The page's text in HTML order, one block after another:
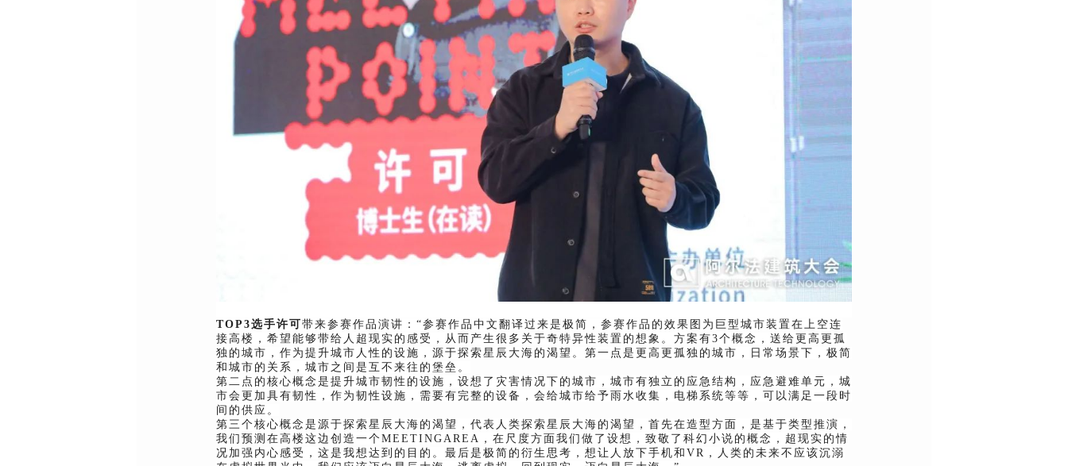
TOP3选手许可带来参赛作品演讲：“参赛作品中文翻译过来是极简，参赛作品的效果图为巨型城市装置在上空连
接高楼，希望能够带给人超现实的感受，从而产生很多关于奇特异性装置的想象。方案有3个概念，送给更高更孤
独的城市，作为提升城市人性的设施，源于探索星辰大海的渴望。第一点是更高更孤独的城市，日常场景下，极简
和城市的关系，城市之间是互不来往的堡垒。
第二点的核心概念是提升城市韧性的设施，设想了灾害情况下的城市，城市有独立的应急结构，应急避难单元，城
市会更加具有韧性，作为韧性设施，需要有完整的设备，会给城市给予雨水收集，电梯系统等等，可以满足一段时
间的供应。
第三个核心概念是源于探索星辰大海的渴望，代表人类探索星辰大海的渴望，首先在造型方面，是基于类型推演，
我们预测在高楼这边创造一个MEETINGAREA，在尺度方面我们做了设想，致敬了科幻小说的概念，超现实的情
况加强内心感受，这是我想达到的目的。最后是极简的衍生思考，想让人放下手机和VR，人类的未来不应该沉溺